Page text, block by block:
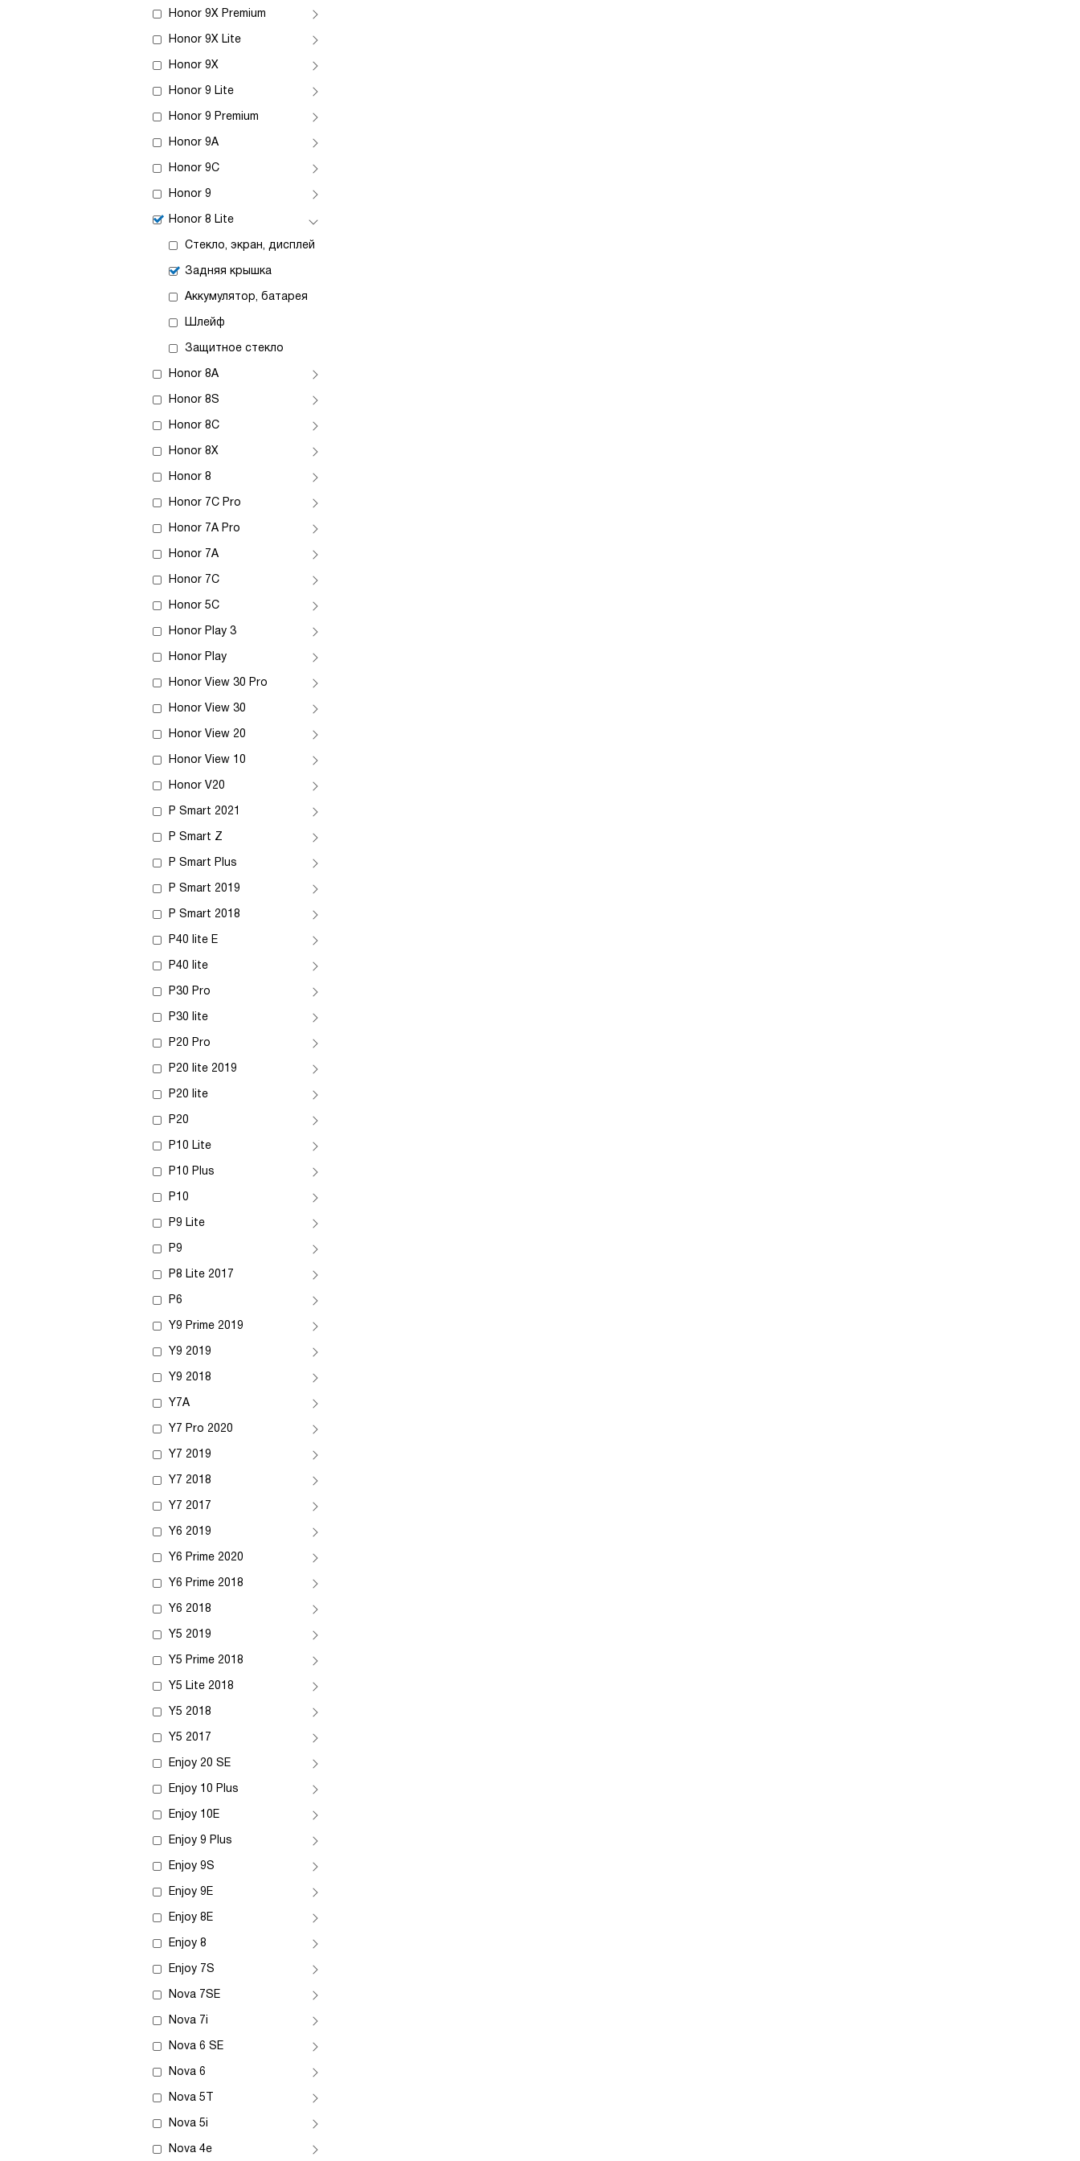
Honor 9X Premium
Honor 9X Lite
Honor 9X
Honor 9 Lite
Honor 9 Premium
Honor 9A
Honor 9C
Honor 9
Honor 8 Lite
Стекло, экран, дисплей
Задняя крышка
Аккумулятор, батарея
Шлейф
Защитное стекло
Honor 8A
Honor 8S
Honor 8C
Honor 8X
Honor 8
Honor 7C Pro
Honor 7A Pro
Honor 7A
Honor 7C
Honor 5C
Honor Play 3
Honor Play
Honor View 30 Pro
Honor View 30
Honor View 20
Honor View 10
Honor V20
P Smart 2021
P Smart Z
P Smart Plus
P Smart 2019
P Smart 2018
P40 lite E
P40 lite
P30 Pro
P30 lite
P20 Pro
P20 lite 2019
P20 lite
P20
P10 Lite
P10 Plus
P10
P9 Lite
P9
P8 Lite 2017
P6
Y9 Prime 2019
Y9 2019
Y9 2018
Y7A
Y7 Pro 2020
Y7 2019
Y7 2018
Y7 2017
Y6 2019
Y6 Prime 2020
Y6 Prime 2018
Y6 2018
Y5 2019
Y5 Prime 2018
Y5 Lite 2018
Y5 2018
Y5 2017
Enjoy 20 SE
Enjoy 10 Plus
Enjoy 10E
Enjoy 9 Plus
Enjoy 9S
Enjoy 9E
Enjoy 8E
Enjoy 8
Enjoy 7S
Nova 7SE
Nova 7i
Nova 6 SE
Nova 6
Nova 5T
Nova 5i
Nova 4e